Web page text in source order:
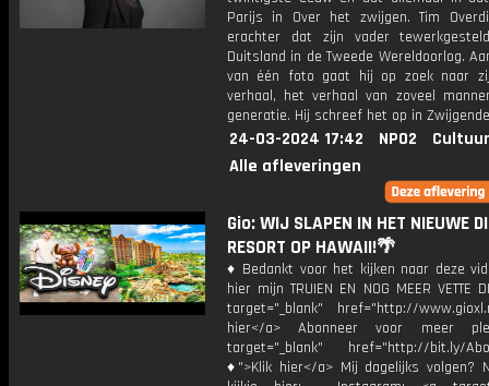
Parijs in Over het zwijgen. Tim
erachter dat zijn vader
Duitsland in de Tweede Wereldoorlog.
van één foto gaat hij op zoek naar
verhaal, het verhaal van zoveel
generatie. Hij schreef het op in
24-03-2024 17:42 NPO2
Alle afleveringen
Gio: WIJ SLAPEN IN HET NIEUWE
RESORT OP HAWAII!🌴
♦ Bedankt voor het kijken naar deze
hier mijn TRUIEN EN NOG MEER VETTE
target="_blank" href="http://
hier</a> Abonneer voor meer
target="_blank" href="http://bit.ly/
♦">Klik hier</a> Mij dagelijks volgen?